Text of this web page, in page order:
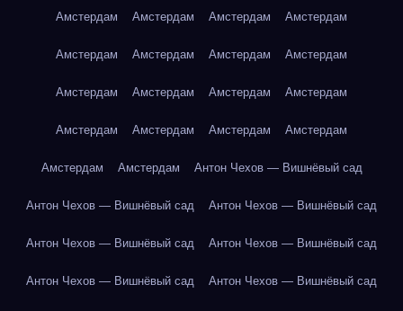
Амстердам Амстердам Амстердам Амстердам
Амстердам Амстердам Амстердам Амстердам
Амстердам Амстердам Амстердам Амстердам
Амстердам Амстердам Амстердам Амстердам
Амстердам Амстердам Антон Чехов — Вишнёвый сад
Антон Чехов — Вишнёвый сад Антон Чехов — Вишнёвый сад
Антон Чехов — Вишнёвый сад Антон Чехов — Вишнёвый сад
Антон Чехов — Вишнёвый сад Антон Чехов — Вишнёвый сад